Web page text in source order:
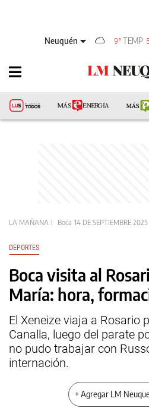
Neuquén 9° TEMP
LA MAÑANA Boca 14 DE SEPTIEMBRE
DEPORTES
Boca visita al
María: hora,
El Xeneize viaja a Rosario
Canalla, luego del parate
no pudo trabajar con
internación.
+ Agregar LM